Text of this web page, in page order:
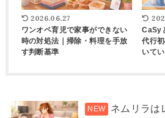
2026.06.27
ワンオペ育児で家事ができない
時の対処法｜掃除・料理を手放
す判断基準
CaSy
代行
いて
ネムリラは